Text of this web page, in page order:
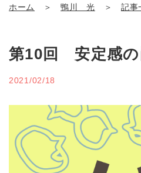
ホーム ＞鴨川 光 ＞ 記事
第10回 安定感の
2021/02/18